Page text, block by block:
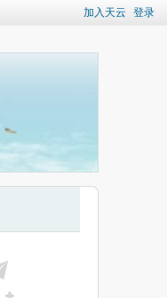
加入天云 登录